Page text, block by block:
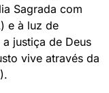
Sagrada com
e à luz de
a justiça de Deus
vive através da